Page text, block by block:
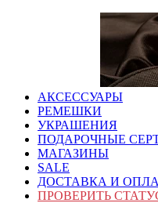
АКСЕССУАРЫ
РЕМЕШКИ
УКРАШЕНИЯ
ПОДАРОЧНЫЕ
МАГАЗИНЫ
SALE
ДОСТАВКА И
ПРОВЕРИТЬ